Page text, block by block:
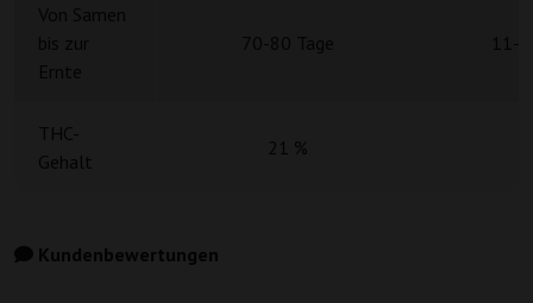
THC-
Gehalt
21 %
Kundenbewertungen